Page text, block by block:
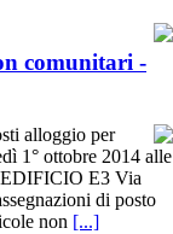
comunitari -
alloggio per
1° ottobre 2014 alle
E3 Via
di posto
non [...]